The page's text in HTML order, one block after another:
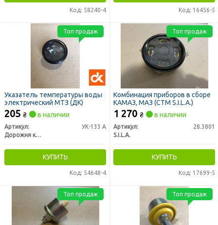
Код: 58240-4 Код: 16456-5
Указатель температуры воды
электрический МТЗ (ДК)
205 ₴ в наличии
Артикул:
УК-133 А
Дорожня карта
КУПИТЬ
Код: 54648-4
Топ продаж
Комбинация приборов в сборе
КАМАЗ, МАЗ (СТМ S.I.L.A.)
1 270 ₴ в наличии
Артикул:
28.3801
S.I.L.A.
КУПИТЬ
Код: 17699-5
Топ продаж
Топ продаж Топ продаж